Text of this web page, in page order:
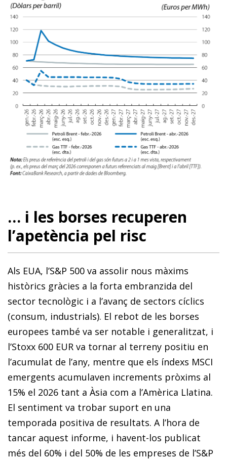
… i les borses recuperen
l’apetència pel risc
Als EUA, l’S&P 500 va assolir nous màxims
històrics gràcies a la forta embranzida del
sector tecnològic i a l’avanç de sectors cíclics
(consum, industrials). El rebot de les borses
europees també va ser notable i generalitzat, i
l’Stoxx 600 EUR va tornar al terreny positiu en
l’acumulat de l’any, mentre que els índexs MSCI
emergents acumulaven increments pròxims al
15% el 2026 tant a Àsia com a l’Amèrica Llatina.
El sentiment va trobar suport en una
temporada positiva de resultats. A l’hora de
tancar aquest informe, i havent-los publicat
més del 60% i del 50% de les empreses de l’S&P